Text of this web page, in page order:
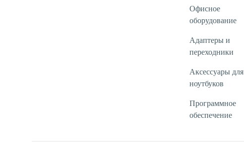
Офисное
оборудование
Адаптеры и
переходники
Аксессуары для
ноутбуков
Программное
обеспечение